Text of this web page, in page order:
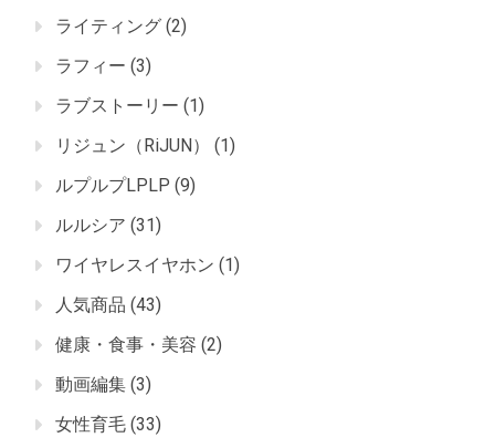
ライティング (2)
ラフィー (3)
ラブストーリー (1)
リジュン（RiJUN）
(1)
ルプルプLPLP (9)
ルルシア (31)
ワイヤレスイヤホン (1)
人気商品 (43)
健康・食事・美容 (2)
動画編集 (3)
女性育毛 (33)